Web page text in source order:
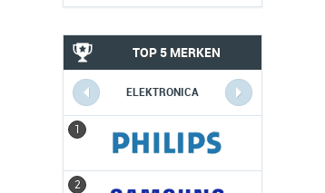
TOP 5 MERKEN
ELEKTRONICA
1
2